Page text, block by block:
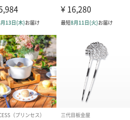
プリザーブドフラワー
ブーケ（ブルー）
（2,580円）
アミュレット
ク）（1,500円